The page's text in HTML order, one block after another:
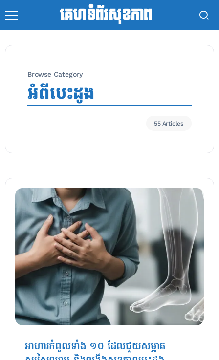
គេហទំព័រសុខភាព
Browse Category
អំពីបេះដូង
55 Articles
អាហារកំពូលទាំង ១០ ដែលជួយសម្អាត